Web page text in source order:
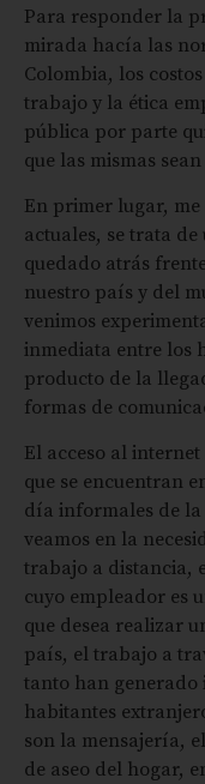
Para responder la
mirada hacía las
Colombia, los
trabajo y la ética
pública por parte
que las mismas
En primer lugar,
actuales, se trata
quedado atrás
nuestro país y del
venimos
inmediata entre los
producto de la
formas de
El acceso al
que se encuentran
día informales de
veamos en la
trabajo a distancia,
cuyo empleador es
que desea realizar
país, el trabajo a
tanto han generado
habitantes
son la mensajería,
de aseo del hogar,